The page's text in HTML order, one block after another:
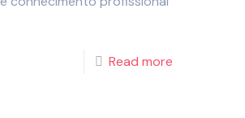
Read more